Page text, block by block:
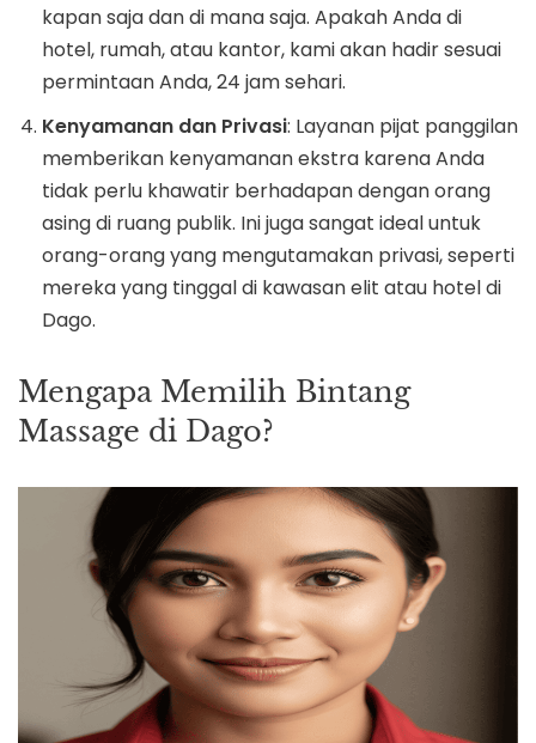
kapan saja dan di mana saja. Apakah Anda di
hotel, rumah, atau kantor, kami akan hadir sesuai
permintaan Anda, 24 jam sehari.
Kenyamanan dan Privasi: Layanan pijat panggilan
memberikan kenyamanan ekstra karena Anda
tidak perlu khawatir berhadapan dengan orang
asing di ruang publik. Ini juga sangat ideal untuk
orang-orang yang mengutamakan privasi, seperti
mereka yang tinggal di kawasan elit atau hotel di
Dago.
Mengapa Memilih Bintang
Massage di Dago?